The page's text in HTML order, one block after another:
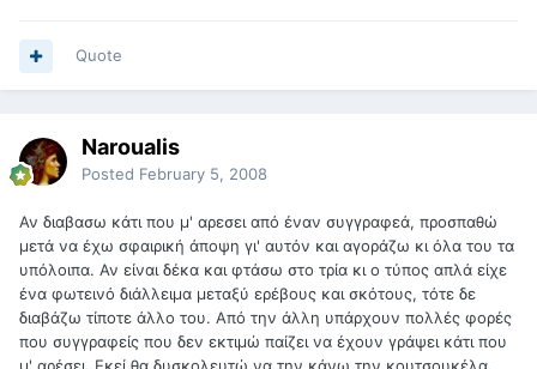
Quote
Naroualis
Posted February 5, 2008
Αν διαβασω κάτι που μ' αρεσει από έναν συγγραφεά, προσπαθώ
μετά να έχω σφαιρική άποψη γι' αυτόν και αγοράζω κι όλα του τα
υπόλοιπα. Αν είναι δέκα και φτάσω στο τρία κι ο τύπος απλά είχε
ένα φωτεινό διάλλειμα μεταξύ ερέβους και σκότους, τότε δε
διαβάζω τίποτε άλλο του. Από την άλλη υπάρχουν πολλές φορές
που συγγραφείς που δεν εκτιμώ παίζει να έχουν γράψει κάτι που